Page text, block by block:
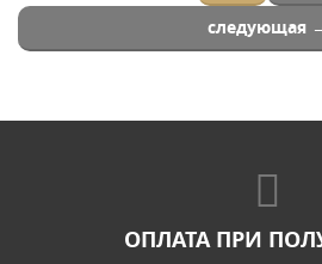
следующая
ОПЛАТА ПРИ